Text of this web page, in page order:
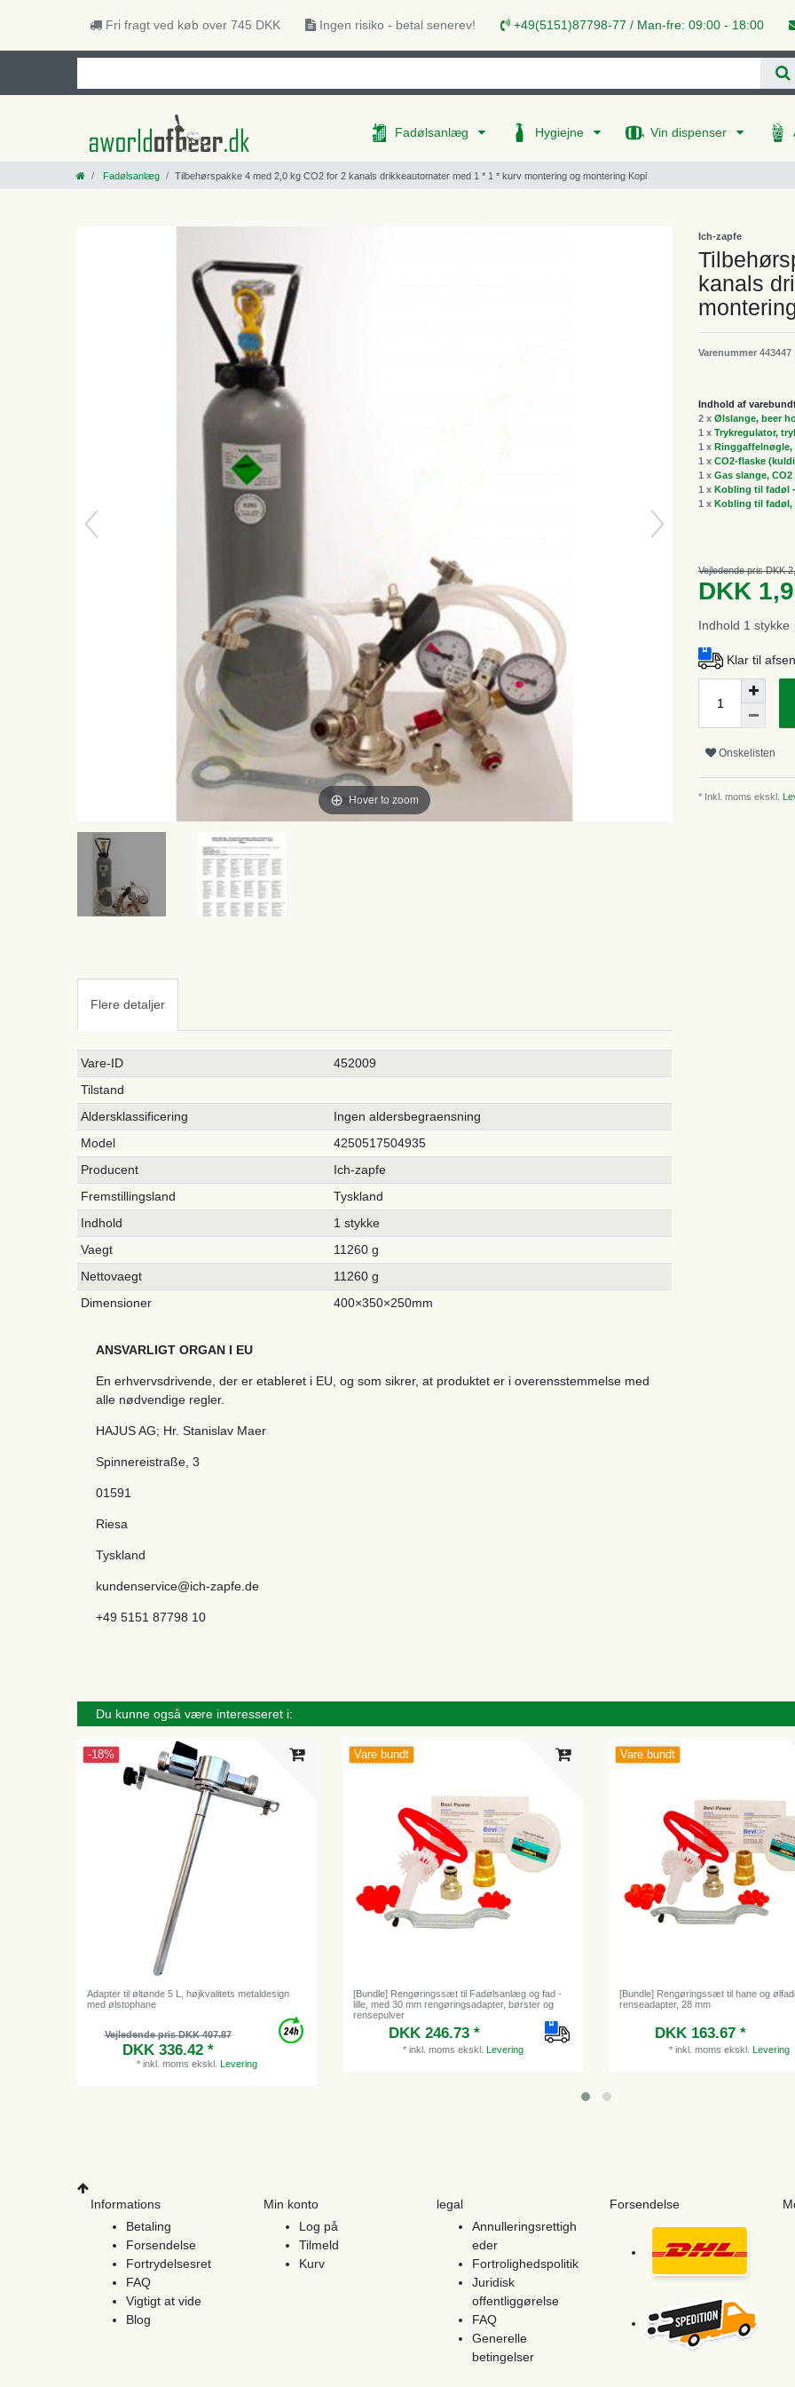
Fri fragt ved køb over 745 DKK Ingen risiko - betal senerev! +49(5151)87798-77 / Man-fre: 09:00 - 18:00
Fadølsanlæg Hygiejne Vin dispenser
Fadølsanlæg Tilbehørspakke 4 med 2,0 kg CO2 for 2 kanals drikkeautomater med 1 * 1 * kurv montering og montering Kopi
Hover to zoom
Ich-zapfe
kanals
Varenummer 443447
Indhold af
2 x Ølslange, beer
1 x Trykregulator,
1 x
1 x CO2-flaske
1 x Gas slange,
1 x Kobling til fadøl
1 x Kobling til fadøl,
Vejledende pris DKK
DKK
Indhold 1 stykke
Klar til
Onskelisten
* Inkl. moms ekskl.
Flere detaljer
Ceres::Template.singleItemTechnicalDataAttribute
Ceres::Template.singleItemTechnicalDataValue
Vare-ID
452009
Tilstand
Aldersklassificering
Ingen aldersbegraensning
Model
4250517504935
Producent
Ich-zapfe
Fremstillingsland
Tyskland
Indhold
1 stykke
Vaegt
11260 g
Nettovaegt
11260 g
Dimensioner
400×350×250mm
ANSVARLIGT ORGAN I EU
En erhvervsdrivende, der er etableret i EU, og som sikrer, at produktet er i overensstemmelse med
alle nødvendige regler.
HAJUS AG; Hr. Stanislav Maer
Spinnereistraße, 3
01591
Riesa
Tyskland
kundenservice@ich-zapfe.de
+49 5151 87798 10
Du kunne også være interesseret i:
-18%
Adapter til øltønde 5 L, højkvalitets metaldesign
med ølstophane
Vejledende pris DKK 407.87
DKK 336.42 *
* inkl. moms ekskl. Levering
Vare bundt
[Bundle] Rengøringssæt til Fadølsanlæg og fad -
lille, med 30 mm rengøringsadapter, børster og
rensepulver
DKK 246.73 *
* inkl. moms ekskl. Levering
Vare bundt
[Bundle] Rengøringssæt til hane og
renseadapter, 28 mm
DKK 163.67 *
* inkl. moms ekskl. Levering
Informations
Betaling
Forsendelse
Fortrydelsesret
FAQ
Vigtigt at vide
Blog
Min konto
Log på
Tilmeld
Kurv
legal
Annulleringsrettigh
eder
Fortrolighedspolitik
Juridisk
offentliggørelse
FAQ
Generelle
betingelser
Forsendelse